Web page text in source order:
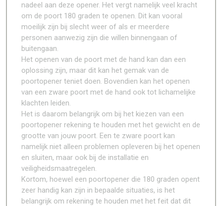
nadeel aan deze opener. Het vergt namelijk veel kracht
om de poort 180 graden te openen. Dit kan vooral
moeilijk zijn bij slecht weer of als er meerdere
personen aanwezig zijn die willen binnengaan of
buitengaan.
Het openen van de poort met de hand kan dan een
oplossing zijn, maar dit kan het gemak van de
poortopener teniet doen. Bovendien kan het openen
van een zware poort met de hand ook tot lichamelijke
klachten leiden.
Het is daarom belangrijk om bij het kiezen van een
poortopener rekening te houden met het gewicht en de
grootte van jouw poort. Een te zware poort kan
namelijk niet alleen problemen opleveren bij het openen
en sluiten, maar ook bij de installatie en
veiligheidsmaatregelen.
Kortom, hoewel een poortopener die 180 graden opent
zeer handig kan zijn in bepaalde situaties, is het
belangrijk om rekening te houden met het feit dat dit